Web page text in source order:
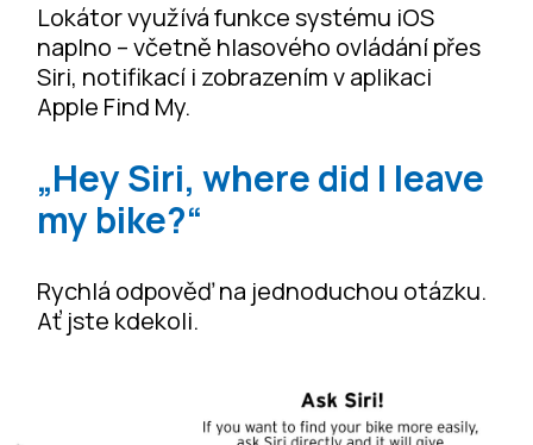
Lokátor využívá funkce systému iOS
naplno – včetně hlasového ovládání přes
Siri, notifikací i zobrazením v aplikaci
Apple Find My.
„Hey Siri, where did I leave
my bike?“
Rychlá odpověď na jednoduchou otázku.
Ať jste kdekoli.